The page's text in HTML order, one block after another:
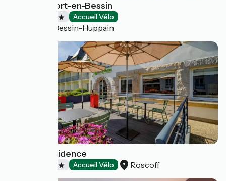
Hôtel Ibis Port-en-Bessin
Accueil Vélo
Port-en-Bessin-Huppain
Hôtel la Résidence
Accueil Vélo Roscoff